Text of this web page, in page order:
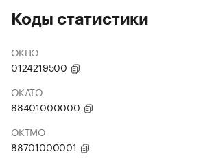
Коды статистики
ОКПО
0124219500
ОКАТО
88401000000
ОКТМО
88701000001